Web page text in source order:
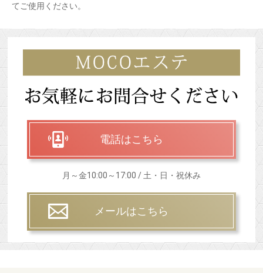
てご使用ください。
電話はこちら
月～金10:00～17:00 / 土・日・祝休み
メールはこちら